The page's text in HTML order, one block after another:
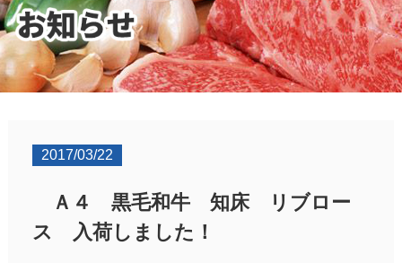
2017/03/22
Ａ４ 黒毛和牛 知床 リブロー
ス 入荷しました！